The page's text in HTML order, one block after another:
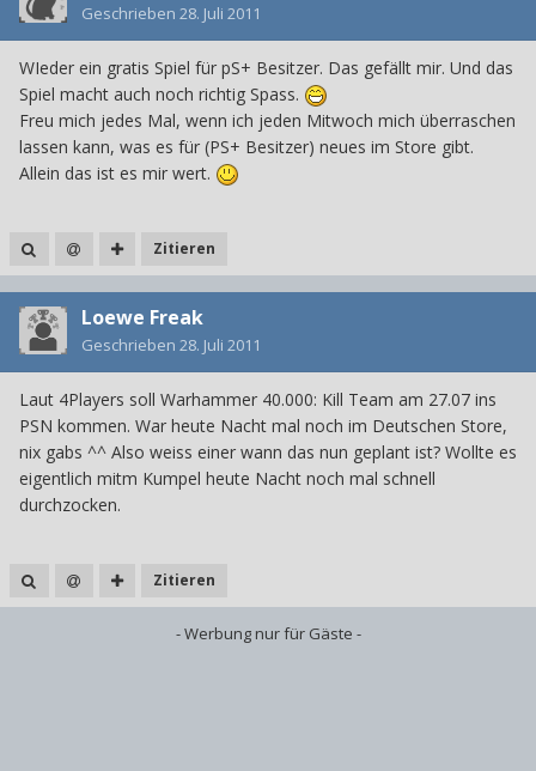
Geschrieben 28. Juli 2011
WIeder ein gratis Spiel für pS+ Besitzer. Das gefällt mir. Und das
Spiel macht auch noch richtig Spass.
Freu mich jedes Mal, wenn ich jeden Mitwoch mich überraschen
lassen kann, was es für (PS+ Besitzer) neues im Store gibt.
Allein das ist es mir wert.
Zitieren
Loewe Freak
Geschrieben 28. Juli 2011
Laut 4Players soll Warhammer 40.000: Kill Team am 27.07 ins
PSN kommen. War heute Nacht mal noch im Deutschen Store,
nix gabs ^^ Also weiss einer wann das nun geplant ist? Wollte es
eigentlich mitm Kumpel heute Nacht noch mal schnell
durchzocken.
Zitieren
- Werbung nur für Gäste -